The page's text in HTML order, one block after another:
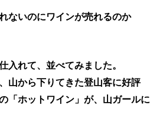
ないのにワインが売れるのか
入れて、並べてみました。
山から下りてきた登山客に好評
「ホットワイン」が、山ガールに